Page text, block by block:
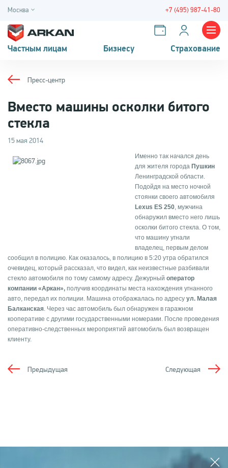
Москва +7 (495) 987-41-80
Частным лицам Бизнесу Страхование
Пресс-центр
Вместо машины осколки битого
стекла
15 мая 2014
Именно так начался день
для жителя города Пушкин
Ленинградской области.
Подойдя на место ночной
стоянки своего автомобиля
Lexus ES 250, мужчина
обнаружил вместо него лишь
осколки битого стекла. О том,
что машину угнали
владелец, первым делом
сообщил в полицию. Как оказалось, в полицию в 5:20 утра обратился
очевидец, который рассказал, что видел, как неизвестные разбивали
стекло автомобиля по тому самому адресу. Дежурный оператор
компании «Аркан», получив координаты места нахождения угнанного
авто, передал их полиции. Машина отображалась по адресу ул. Малая
Балканская. Через час автомобиль был обнаружен в гаражном
кооперативе с другими государственными номерами. После проведения
оперативно-следственных мероприятий автомобиль был возвращен
клиенту.
Следующая
Предыдущая